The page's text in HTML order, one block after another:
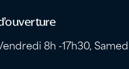
8h -17h30,